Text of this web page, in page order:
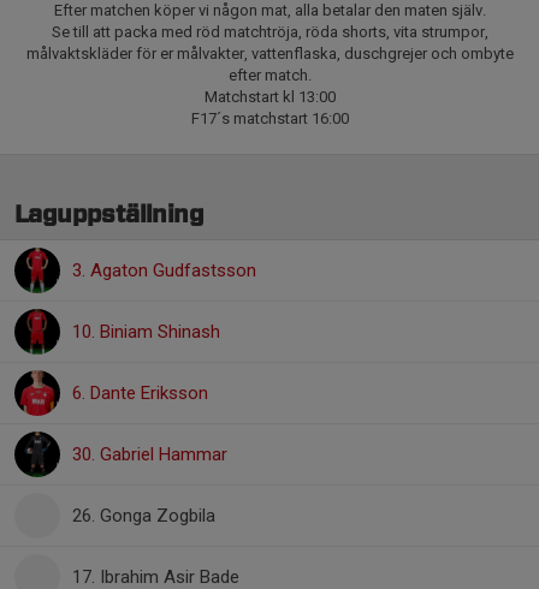
Efter matchen köper vi någon mat, alla betalar den maten själv.
Se till att packa med röd matchtröja, röda shorts, vita strumpor,
målvaktskläder för er målvakter, vattenflaska, duschgrejer och ombyte
efter match.
Matchstart kl 13:00
F17´s matchstart 16:00
Laguppställning
3. Agaton Gudfastsson
10. Biniam Shinash
6. Dante Eriksson
30. Gabriel Hammar
26. Gonga Zogbila
17. Ibrahim Asir Bade